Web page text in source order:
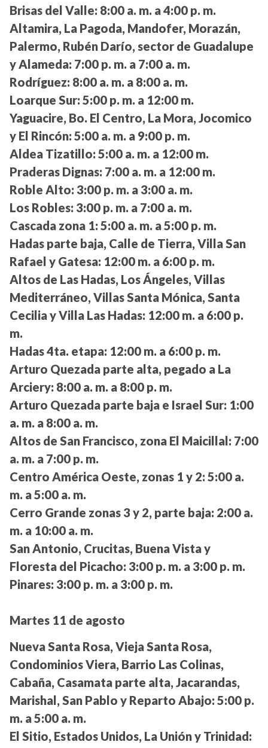
Brisas del Valle: 8:00 a. m. a 4:00 p. m.
Altamira, La Pagoda, Mandofer, Morazán,
Palermo, Rubén Darío, sector de Guadalupe
y Alameda: 7:00 p. m. a 7:00 a. m.
Rodríguez: 8:00 a. m. a 8:00 a. m.
Loarque Sur: 5:00 p. m. a 12:00 m.
Yaguacire, Bo. El Centro, La Mora, Jocomico
y El Rincón: 5:00 a. m. a 9:00 p. m.
Aldea Tizatillo: 5:00 a. m. a 12:00 m.
Praderas Dignas: 7:00 a. m. a 12:00 m.
Roble Alto: 3:00 p. m. a 3:00 a. m.
Los Robles: 3:00 p. m. a 7:00 a. m.
Cascada zona 1: 5:00 a. m. a 5:00 p. m.
Hadas parte baja, Calle de Tierra, Villa San
Rafael y Gatesa: 12:00 m. a 6:00 p. m.
Altos de Las Hadas, Los Ángeles, Villas
Mediterráneo, Villas Santa Mónica, Santa
Cecilia y Villa Las Hadas: 12:00 m. a 6:00 p.
m.
Hadas 4ta. etapa: 12:00 m. a 6:00 p. m.
Arturo Quezada parte alta, pegado a La
Arciery: 8:00 a. m. a 8:00 p. m.
Arturo Quezada parte baja e Israel Sur: 1:00
a. m. a 8:00 a. m.
Altos de San Francisco, zona El Maicillal: 7:00
a. m. a 7:00 p. m.
Centro América Oeste, zonas 1 y 2: 5:00 a.
m. a 5:00 a. m.
Cerro Grande zonas 3 y 2, parte baja: 2:00 a.
m. a 10:00 a. m.
San Antonio, Crucitas, Buena Vista y
Floresta del Picacho: 3:00 p. m. a 3:00 p. m.
Pinares: 3:00 p. m. a 3:00 p. m.
Martes 11 de agosto
Nueva Santa Rosa, Vieja Santa Rosa,
Condominios Viera, Barrio Las Colinas,
Cabaña, Casamata parte alta, Jacarandas,
Marishal, San Pablo y Reparto Abajo: 5:00 p.
m. a 5:00 a. m.
El Sitio, Estados Unidos, La Unión y Trinidad: